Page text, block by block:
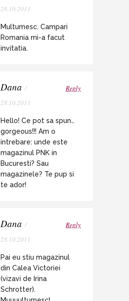
28.10.2011
Multumesc. Campari
Romania mi-a facut
invitatia.
Dana /
28.10.2011
Reply
Hello! Ce pot sa spun…
gorgeous!!! Am o
intrebare: unde este
magazinul PNK in
Bucuresti? Sau
magazinele? Te pup si
te ador!
Dana /
28.10.2011
Reply
Pai eu stiu magazinul
din Calea Victoriei
(vizavi de Irina
Schrotter).